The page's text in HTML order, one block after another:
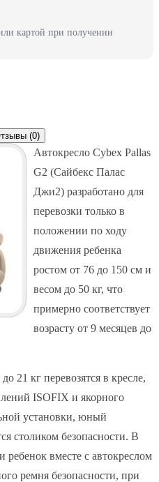
картой при получении
(0)
Автокресло Cybex Pallas
G2 (Сайбекс Палас
Джи2) разработано для
перевозки только в
положении по ходу
движения ребенка
ростом от 76 до 150 см и
весом до 50 кг, что
примерно соответствует
возрасту от 9 месяцев до
21 кг перевозятся в кресле,
ISOFIX и якорного
установки, юный
столиком безопасности. В
ребенок вместе с автокреслом
ремня безопасности, при